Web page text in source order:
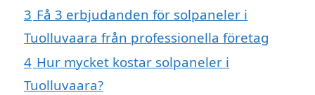
3 Få 3 erbjudanden för solpaneler i
Tuolluvaara från professionella företag
4 Hur mycket kostar solpaneler i
Tuolluvaara?